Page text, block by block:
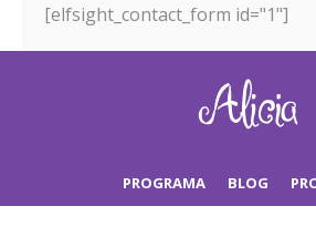
[elfsight_contact_form id="1"]
PROGRAMA BLOG